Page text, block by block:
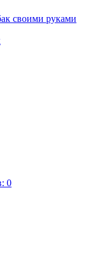
своими руками
0